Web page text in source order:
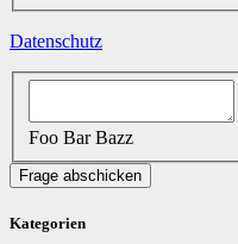
Datenschutz
Foo Bar Bazz
Frage abschicken
Kategorien